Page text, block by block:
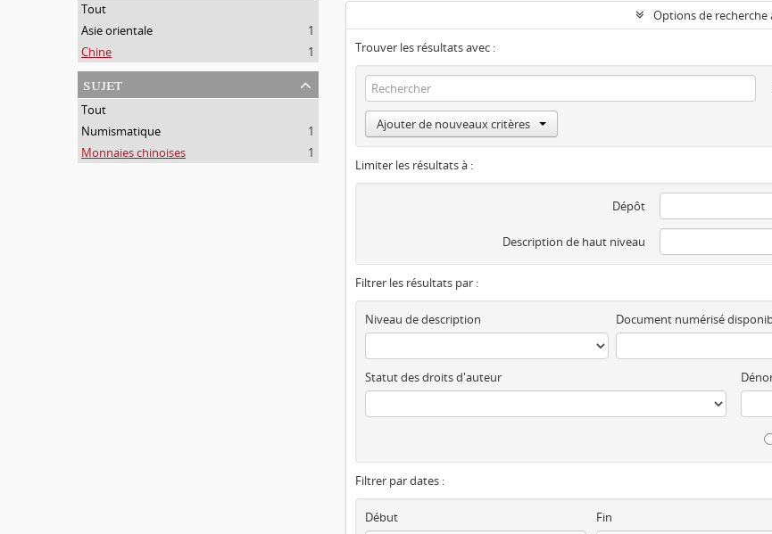
Tout
Asie orientale
1
Chine
1
sujet
Tout
Numismatique
1
Monnaies chinoises
1
Options de recherche
Trouver les résultats avec :
Ajouter de nouveaux critères
Limiter les résultats à :
Dépôt
Description de haut niveau
Filtrer les résultats par :
Niveau de description Document numérisé
Statut des droits d'auteur
Filtrer par dates :
Début
Fin